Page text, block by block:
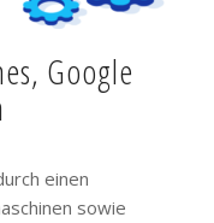
Google
einen
sowie